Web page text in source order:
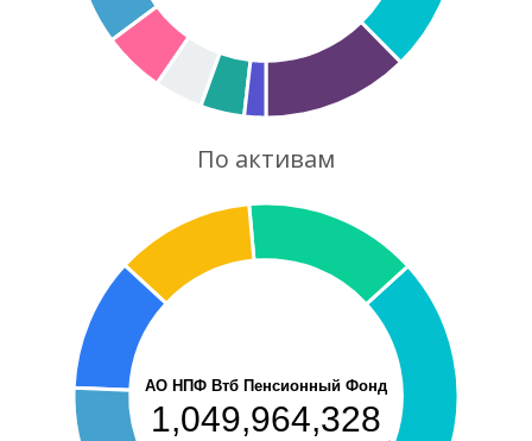
По активам
АО НПФ Втб Пенсионный Фонд
1,049,964,328